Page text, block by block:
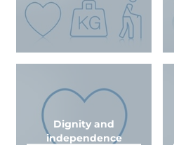
Dignity and
independence